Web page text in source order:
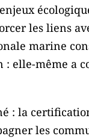
les liens
marine
elle-même a
: la
les